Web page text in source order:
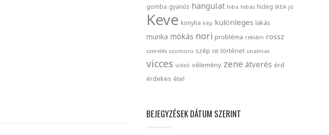
gomba gyanús hangulat hiba hibás hideg IKEA jó
Keve konyha kép különleges lakás
munka mókás nori probléma reklám rossz
szerelés szomorú szép tél történet unalmas
vicces videó vélemény zene átverés érd
érdekes étel
BEJEGYZÉSEK DÁTUM SZERINT